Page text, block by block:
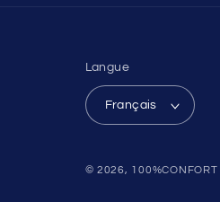
Langue
Français
© 2026, 100%CONFORT